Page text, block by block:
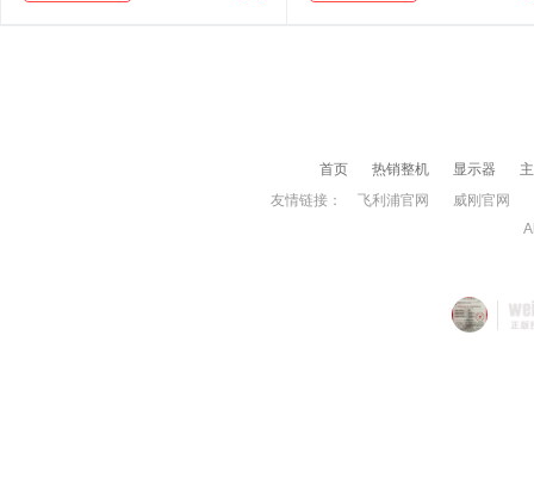
首页 热销整机 显示器
友情链接：
飞利浦官网 威刚官网